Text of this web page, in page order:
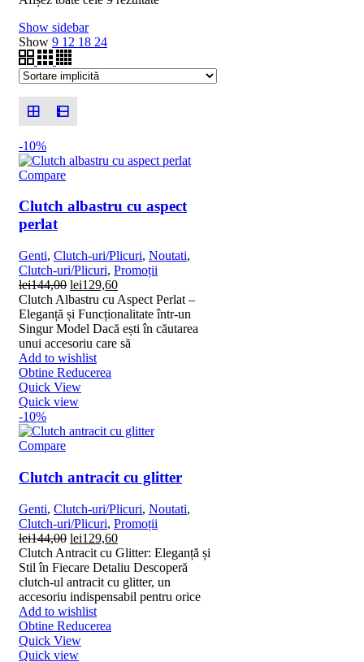
Show sidebar
Show 9 12 18 24
-10%
Compare
Clutch albastru cu aspect
perlat
Genti, Clutch-uri/Plicuri, Noutati,
Clutch-uri/Plicuri, Promoții
lei144,00 Prețul
inițial
a
fost:
lei144,00.
lei129,60Prețul
curent
este:
lei129,60.
Clutch Albastru cu Aspect Perlat –
Eleganță și Funcționalitate într-un
Singur Model Dacă ești în căutarea
unui accesoriu care să
Add to wishlist
Obtine Reducerea
Quick View
Quick view
-10%
Compare
Clutch antracit cu glitter
Genti, Clutch-uri/Plicuri, Noutati,
Clutch-uri/Plicuri, Promoții
lei144,00 Prețul
inițial
a
fost:
lei144,00.
lei129,60Prețul
curent
este:
lei129,60.
Clutch Antracit cu Glitter: Eleganță și
Stil în Fiecare Detaliu Descoperă
clutch-ul antracit cu glitter, un
accesoriu indispensabil pentru orice
Add to wishlist
Obtine Reducerea
Quick View
Quick view